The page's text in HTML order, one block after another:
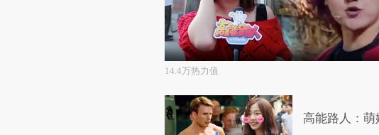
14.4万热力值
高能路人：萌